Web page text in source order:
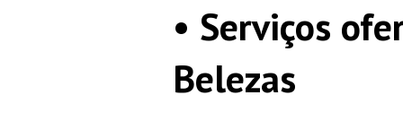
• Serviços
Belezas